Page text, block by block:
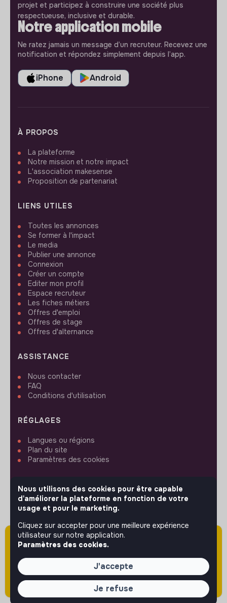
Attention cette annonce a été publiée il y a
plus de 60 jours (le 18/05/2026) et est sans
doute expirée ou non mise à jour.
projet et participez à construire une société plus
respectueuse, inclusive et durable.
Notre application mobile
Ne ratez jamais un message d’un recruteur. Recevez une
notification et répondez simplement depuis l’app.
iPhone Android
À PROPOS
La plateforme
Notre mission et notre impact
L'association makesense
Proposition de partenariat
LIENS UTILES
Toutes les annonces
Se former à l'impact
Le media
Publier une annonce
Connexion
Créer un compte
Editer mon profil
Espace recruteur
Les fiches métiers
Offres d'emploi
Offres de stage
Offres d'alternance
ASSISTANCE
Nous contacter
FAQ
Conditions d'utilisation
RÉGLAGES
Langues ou régions
Plan du site
Paramètres des cookies
SUIVEZ-NOUS
Nous utilisons des cookies pour être capable
d'améliorer la plateforme en fonction de votre
usage et pour le marketing.
Cliquez sur accepter pour une meilleure expérience
utilisateur sur notre application.
Paramètres des cookies.
J'accepte
Je refuse